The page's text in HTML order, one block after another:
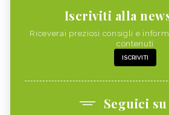
Iscriviti alla
Riceverai preziosi consigli e
contenuti
ISCRIVITI
Seguici su